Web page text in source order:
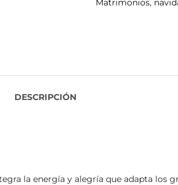
Matrimonios,
DESCRIPCIÓN
la energía y alegría que adapta los